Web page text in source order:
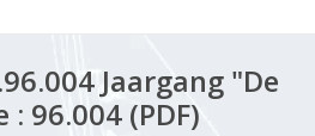
Jaargang "De
96.004 (PDF)